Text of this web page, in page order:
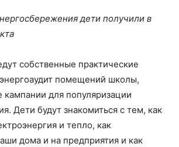
дети получили в
собственные практические
помещений школы,
для популяризации
Дети будут знакомиться с тем, как
и тепло, как
дома и на предприятия и как